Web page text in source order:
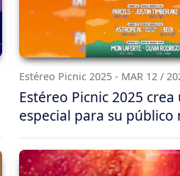
Estéreo Picnic 2025 - MAR 12 /
Estéreo Picnic 2025
especial para su público